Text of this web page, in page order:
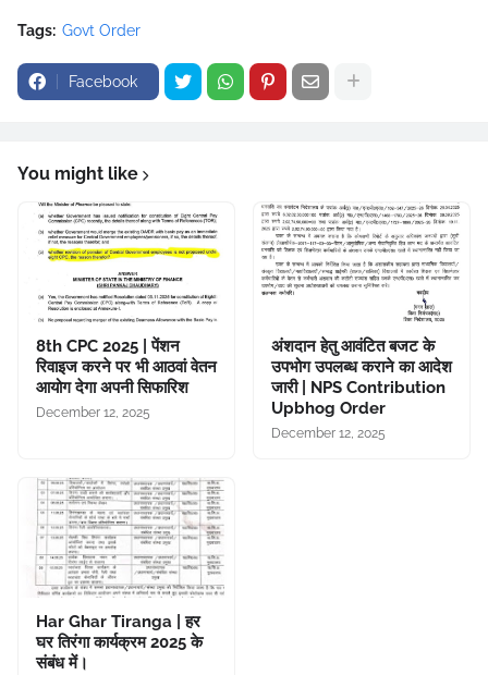
Tags: Govt Order
Facebook
You might like
8th CPC 2025 | पेंशन
रिवाइज करने पर भी आठवां वेतन
आयोग देगा अपनी सिफारिश
December 12, 2025
अंशदान हेतु आवंटित बजट के
उपभोग उपलब्ध कराने का आदेश
जारी | NPS Contribution
Upbhog Order
December 12, 2025
Har Ghar Tiranga | हर
घर तिरंगा कार्यक्रम 2025 के
संबंध में।